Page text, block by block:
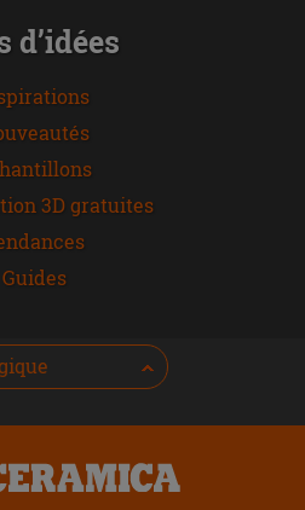
d’idées
3D gratuites
Guides